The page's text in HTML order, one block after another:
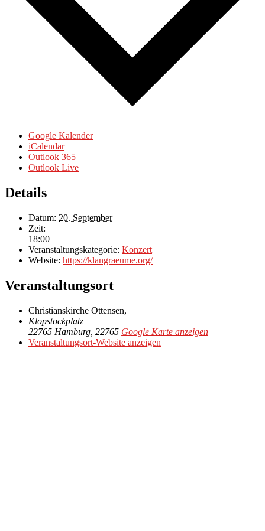
Google Kalender
iCalendar
Outlook 365
Outlook Live
Details
Datum: 20. September
Zeit:
18:00
Veranstaltungskategorie: Konzert
Website: https://klangraeume.org/
Veranstaltungsort
Christianskirche Ottensen,
Klopstockplatz
22765 Hamburg 22765 Google Karte anzeigen
Veranstaltungsort-Website anzeigen